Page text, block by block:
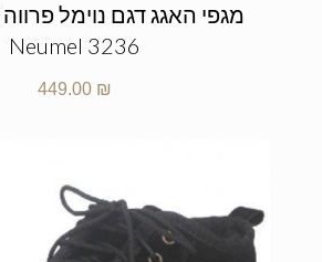
Neumel 3236
449.00 ₪